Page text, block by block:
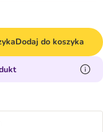
Dodaj do koszyka